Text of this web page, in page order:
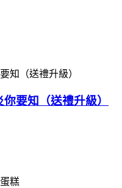
要知（送禮升級）